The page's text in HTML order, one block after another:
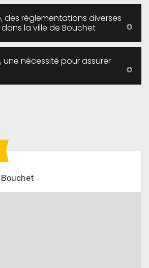
des réglementations diverses
la ville de Bouchet
une nécessité pour assurer